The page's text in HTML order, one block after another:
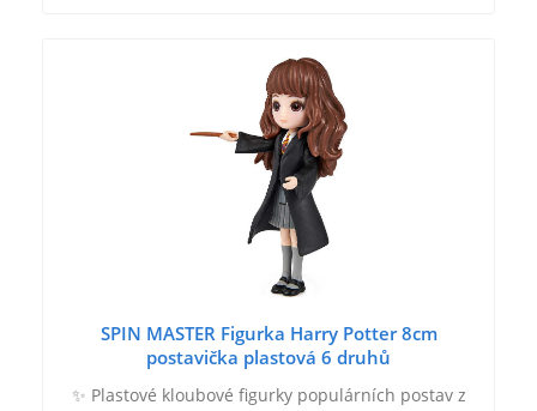
SPIN MASTER Figurka Harry Potter 8cm
postavička plastová 6 druhů
✨ Plastové kloubové figurky populárních postav z